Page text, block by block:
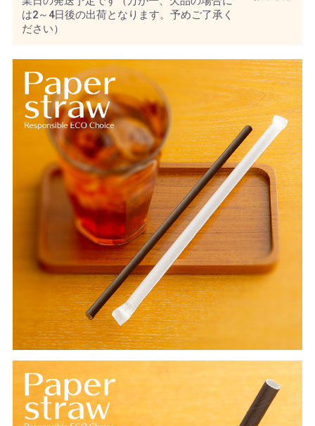
は2～4日後の出荷となります。予めご了承く
ださい）